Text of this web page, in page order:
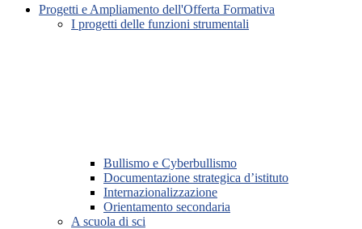
Progetti e Ampliamento dell'Offerta Formativa
I progetti delle funzioni strumentali
Bullismo e Cyberbullismo
Documentazione strategica d’istituto
Internazionalizzazione
Orientamento secondaria
A scuola di sci